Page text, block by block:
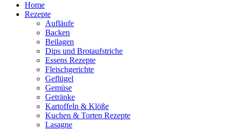
Home
Rezepte
Aufläufe
Backen
Beilagen
Dips und Brotaufstriche
Essens Rezepte
Fleischgerichte
Geflügel
Gemüse
Getränke
Kartoffeln & Klöße
Kuchen & Torten Rezepte
Lasagne